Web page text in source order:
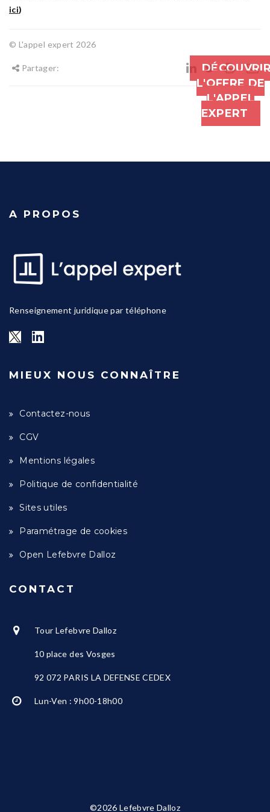
ici)
© L'appel expert 2026
Partager:
L'OFFRE DE
L'APPEL
EXPERT
A PROPOS
Renseignement juridique par téléphone
MIEUX NOUS CONNAÎTRE
Contactez-nous
CGV
Mentions légales
Politique de confidentialité
Sites utiles
Paramétrage de cookies
Open Lefebvre Dalloz
CONTACT
Tour Lefebvre Dalloz
10 place des Vosges
92 072 PARIS LA DEFENSE CEDEX
Lun-Ven : 9h00-18h00
©2026 Lefebvre Dalloz